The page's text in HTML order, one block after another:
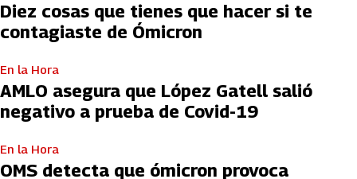
Diez cosas que tienes que hacer si te
contagiaste de Ómicron
En la Hora
AMLO asegura que López Gatell salió
negativo a prueba de Covid-19
En la Hora
OMS detecta que ómicron provoca